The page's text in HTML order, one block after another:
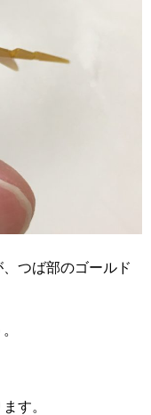
つば部のゴールド
す。